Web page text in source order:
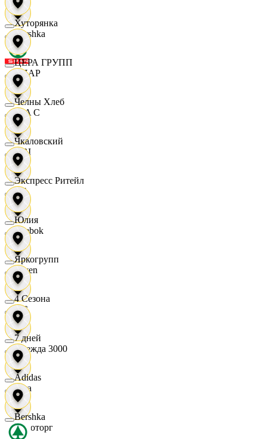
Bershka
СПАР
M A C
OBI
RE
Reebok
Seven
XC
Одежда 3000
Zara
Агроторг
Хуторянка
ЦЕРА ГРУПП
Челны Хлеб
Чкаловский
Экспресс Ритейл
Юлия
Яркогрупп
4 Сезона
7 дней
Adidas
Bershka